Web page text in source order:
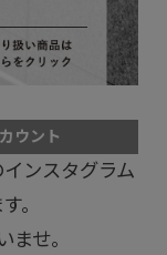
ウント
ンスタグラム
。
せ。